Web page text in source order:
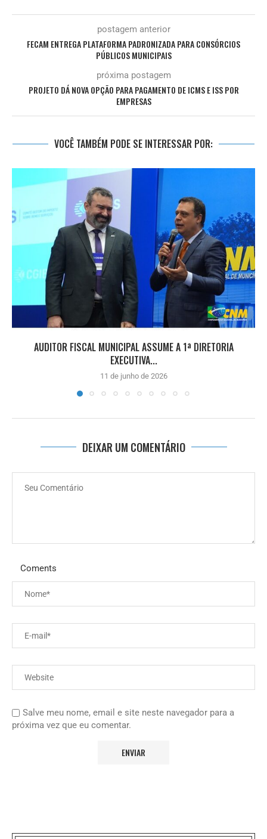
postagem anterior
FECAM ENTREGA PLATAFORMA PADRONIZADA PARA CONSÓRCIOS
PÚBLICOS MUNICIPAIS
próxima postagem
PROJETO DÁ NOVA OPÇÃO PARA PAGAMENTO DE ICMS E ISS POR
EMPRESAS
VOCÊ TAMBÉM PODE SE INTERESSAR POR:
AUDITOR FISCAL MUNICIPAL ASSUME A 1ª DIRETORIA
EXECUTIVA...
11 de junho de 2026
DEIXAR UM COMENTÁRIO
Coments
Salve meu nome, email e site neste navegador para a
próxima vez que eu comentar.